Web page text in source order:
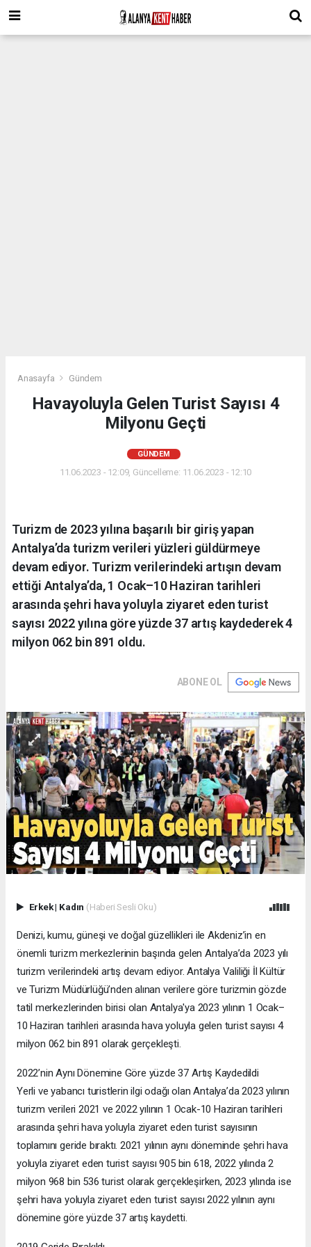
Anasayfa Gündem
Havayoluyla Gelen Turist Sayısı 4
Milyonu Geçti
GÜNDEM
11.06.2023 - 12:09, Güncelleme: 11.06.2023 - 12:10
Turizm de 2023 yılına başarılı bir giriş yapan
Antalya’da turizm verileri yüzleri güldürmeye
devam ediyor. Turizm verilerindeki artışın devam
ettiği Antalya’da, 1 Ocak–10 Haziran tarihleri
arasında şehri hava yoluyla ziyaret eden turist
sayısı 2022 yılına göre yüzde 37 artış kaydederek 4
milyon 062 bin 891 oldu.
ABONE OL
Erkek| Kadın (Haberi Sesli Oku)
Denizi, kumu, güneşi ve doğal güzellikleri ile Akdeniz’in en
önemli turizm merkezlerinin başında gelen Antalya’da 2023 yılı
turizm verilerindeki artış devam ediyor. Antalya Valiliği İl Kültür
ve Turizm Müdürlüğü’nden alınan verilere göre turizmin gözde
tatil merkezlerinden birisi olan Antalya'ya 2023 yılının 1 Ocak–
10 Haziran tarihleri arasında hava yoluyla gelen turist sayısı 4
milyon 062 bin 891 olarak gerçekleşti.
2022’nin Aynı Dönemine Göre yüzde 37 Artış Kaydedildi
Yerli ve yabancı turistlerin ilgi odağı olan Antalya’da 2023 yılının
turizm verileri 2021 ve 2022 yılının 1 Ocak-10 Haziran tarihleri
arasında şehri hava yoluyla ziyaret eden turist sayısının
toplamını geride bıraktı. 2021 yılının aynı döneminde şehri hava
yoluyla ziyaret eden turist sayısı 905 bin 618, 2022 yılında 2
milyon 968 bin 536 turist olarak gerçekleşirken, 2023 yılında ise
şehri hava yoluyla ziyaret eden turist sayısı 2022 yılının aynı
dönemine göre yüzde 37 artış kaydetti.